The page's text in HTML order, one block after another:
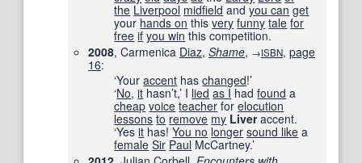
the Liverpool midfield andyou can get
your hands on thisvery funny tale for
free if you win this competition.
2008, Carmenica Diaz, Shame, →ISBN, page
16:
‘Youraccent haschanged!’
‘No,it hasn’t,’ I lied as I hadfound a
cheap voice teacher forelocution
lessons to remove my Liveraccent.
‘Yesit has!You no longer sound like a
female Sir Paul McCartney.’